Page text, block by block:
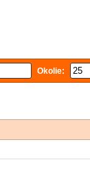
Okolie: